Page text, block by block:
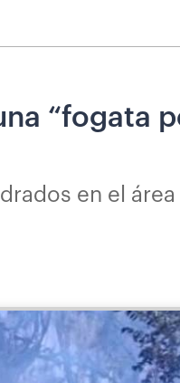
“fogata
en el área